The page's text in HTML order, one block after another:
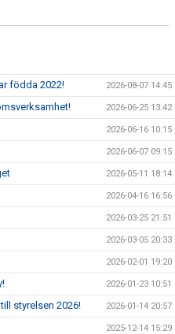
födda 2022! 2026-08-07 14:45
2026-06-25 13:42
2026-06-16 10:15
2026-06-07 09:15
2026-05-11 18:14
2026-04-16 16:56
2026-03-25 21:51
2026-03-05 20:33
2026-02-01 19:20
2026-01-23 10:51
styrelsen 2026! 2026-01-14 20:57
2025-12-14 15:29